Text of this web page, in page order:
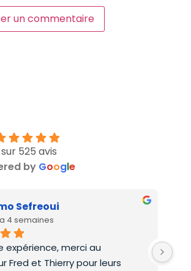
525 avis
by Google
Sefreoui
4 semaines
expérience, merci au
Fred et Thierry pour leurs